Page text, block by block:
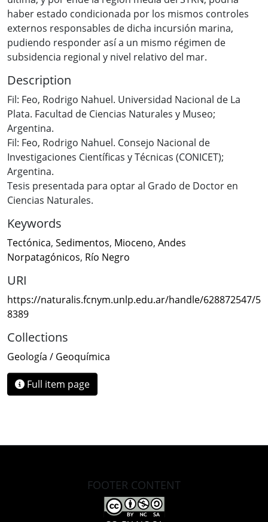
haber estado condicionada por los mismos controles
externos responsables de dicha incursión marina,
pudiendo responder así a un mismo régimen de
subsidencia regional y nivel relativo del mar.
Description
Fil: Feo, Rodrigo Nahuel. Universidad Nacional de La
Plata. Facultad de Ciencias Naturales y Museo;
Argentina.
Fil: Feo, Rodrigo Nahuel. Consejo Nacional de
Investigaciones Científicas y Técnicas (CONICET);
Argentina.
Tesis presentada para optar al Grado de Doctor en
Ciencias Naturales.
Keywords
Tectónica, Sedimentos, Mioceno, Andes
Norpatagónicos, Río Negro
URI
https://naturalis.fcnym.unlp.edu.ar/handle/628872547/5
8389
Collections
Geología / Geoquímica
Full item page
FOOTER CONTENT